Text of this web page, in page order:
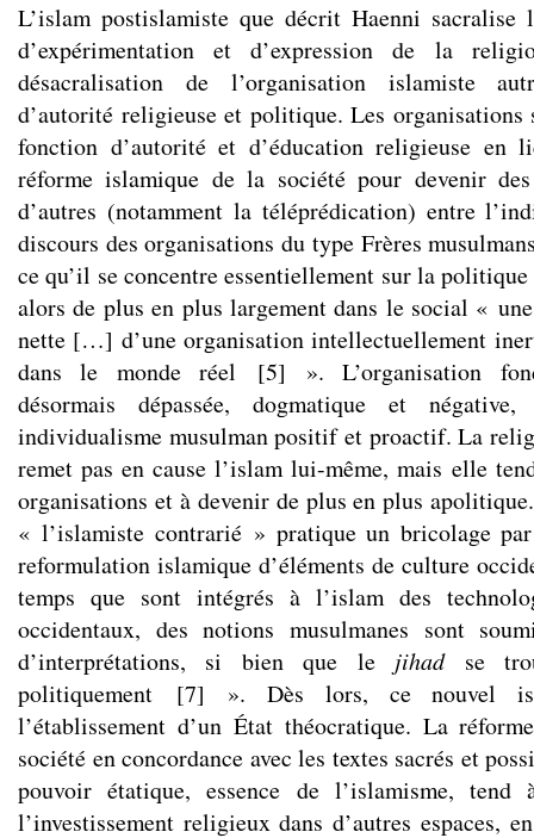
L’islam postislamiste que décrit Haenni
d’expérimentation et d’expression de la
désacralisation de l’organisation islamiste
d’autorité religieuse et politique. Les organisations
fonction d’autorité et d’éducation religieuse en
réforme islamique de la société pour devenir
d’autres (notamment la téléprédication) entre
discours des organisations du type Frères
ce qu’il se concentre essentiellement sur la
alors de plus en plus largement dans le social «
nette […] d’une organisation intellectuellement
dans le monde réel [5] ». L’organisation
désormais dépassée, dogmatique et
individualisme musulman positif et proactif. La
remet pas en cause l’islam lui-même, mais elle
organisations et à devenir de plus en plus
« l’islamiste contrarié » pratique un bricolage
reformulation islamique d’éléments de culture
temps que sont intégrés à l’islam des
occidentaux, des notions musulmanes sont
d’interprétations, si bien que le jihadse
politiquement [7] ». Dès lors, ce nouvel
l’établissement d’un État théocratique. La
société en concordance avec les textes sacrés et
pouvoir étatique, essence de l’islamisme, tend
l’investissement religieux dans d’autres espaces,